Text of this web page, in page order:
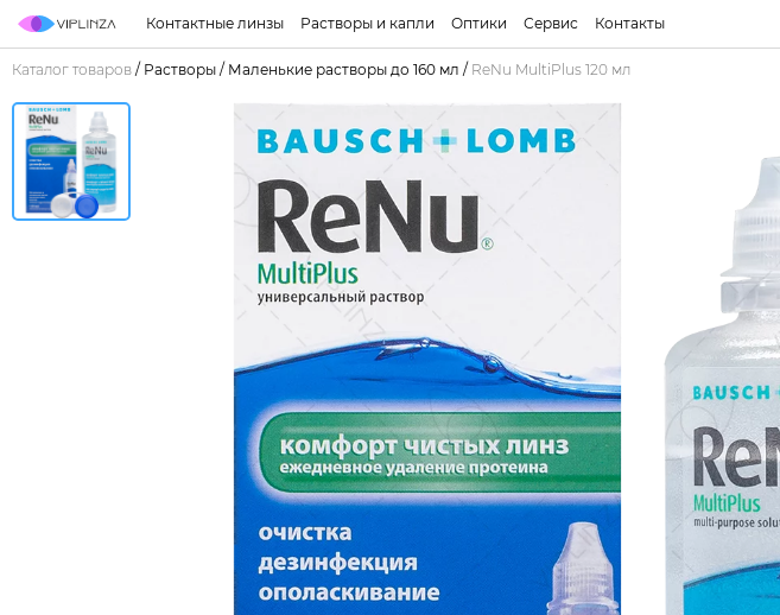
Контактные линзы Растворы и капли Оптики Сервис Контакты
Каталог товаров / Растворы / Маленькие растворы до 160 мл / ReNu MultiPlus 120 мл